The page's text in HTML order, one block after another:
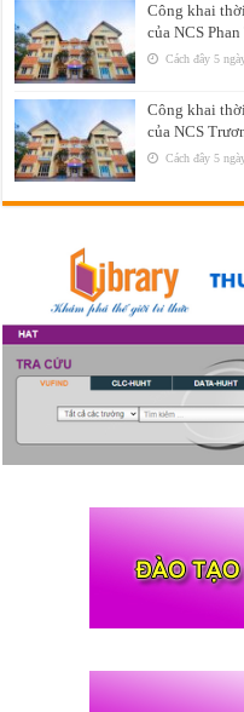
Công khai
của NCS
Cách đây 5
Công khai
của NCS
Cách đây 5